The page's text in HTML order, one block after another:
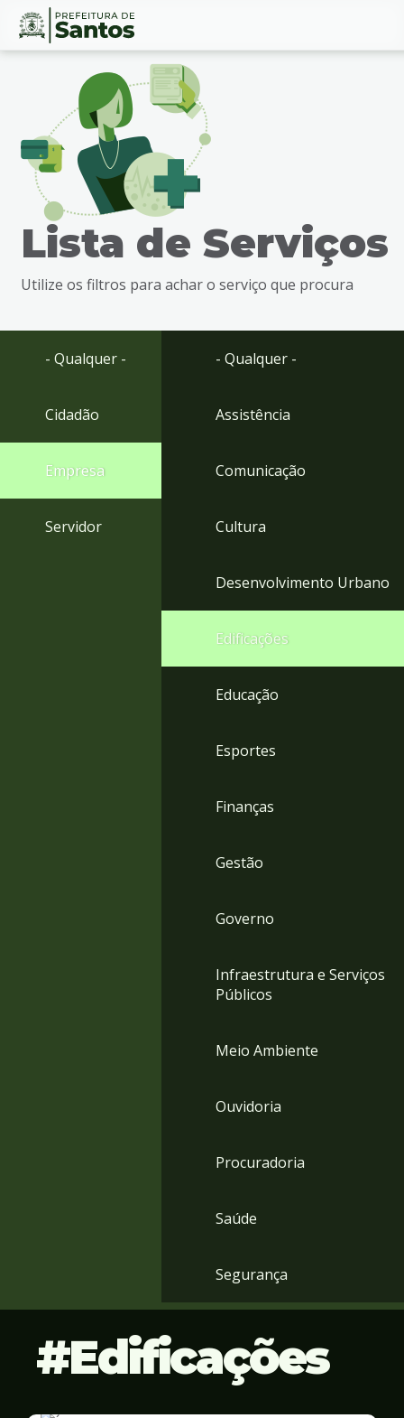
Ir
busca
Ir
Conteúdo
Lista de Serviços
Utilize os filtros para achar o serviço que procura
- Qualquer -
Cidadão
Empresa
Servidor
- Qualquer -
Assistência
Comunicação
Cultura
Desenvolvimento Urbano
Edificações
Educação
Esportes
Finanças
Gestão
Governo
Infraestrutura e Serviços
Públicos
Meio Ambiente
Ouvidoria
Procuradoria
Saúde
Segurança
Edificações